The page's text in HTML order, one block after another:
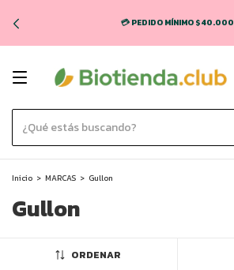
💳 PEDIDO MÍNIMO $40.000
Inicio > MARCAS > Gullon
Gullon
ORDENAR